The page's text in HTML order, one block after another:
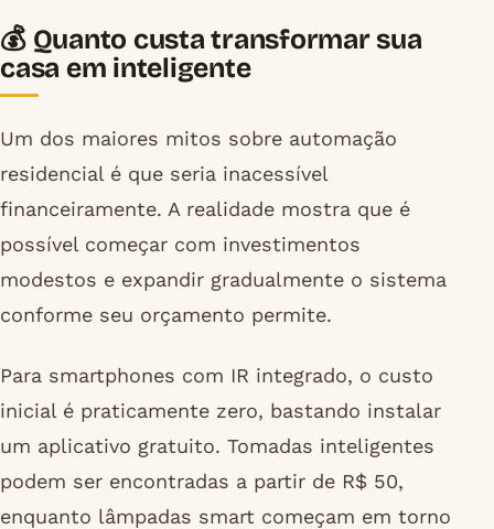
💰 Quanto custa transformar sua
casa em inteligente
Um dos maiores mitos sobre automação
residencial é que seria inacessível
financeiramente. A realidade mostra que é
possível começar com investimentos
modestos e expandir gradualmente o sistema
conforme seu orçamento permite.
Para smartphones com IR integrado, o custo
inicial é praticamente zero, bastando instalar
um aplicativo gratuito. Tomadas inteligentes
podem ser encontradas a partir de R$ 50,
enquanto lâmpadas smart começam em torno